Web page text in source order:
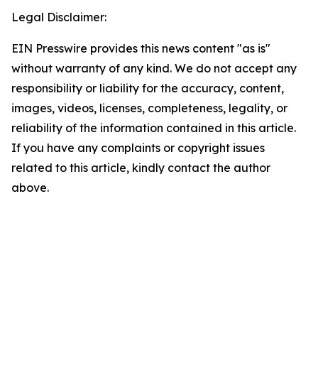
Legal Disclaimer:
EIN Presswire provides this news content "as is"
without warranty of any kind. We do not accept any
responsibility or liability for the accuracy, content,
images, videos, licenses, completeness, legality, or
reliability of the information contained in this article.
If you have any complaints or copyright issues
related to this article, kindly contact the author
above.